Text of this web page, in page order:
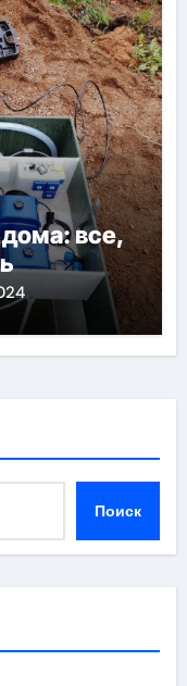
все,
Поиск